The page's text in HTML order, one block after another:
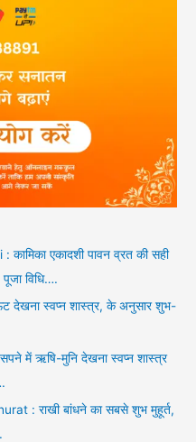
एकादशी पावन व्रत की सही
विधि….
स्वप्न शास्त्र, के अनुसार शुभ-
में ऋषि-मुनि देखना स्वप्न शास्त्र
: राखी बांधने का सबसे शुभ मुहूर्त,